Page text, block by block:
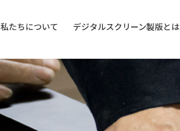
私たちについて デジタルスクリーン製版とは